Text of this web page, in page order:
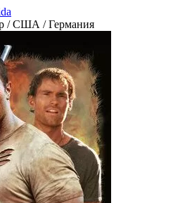
/ США / Германия